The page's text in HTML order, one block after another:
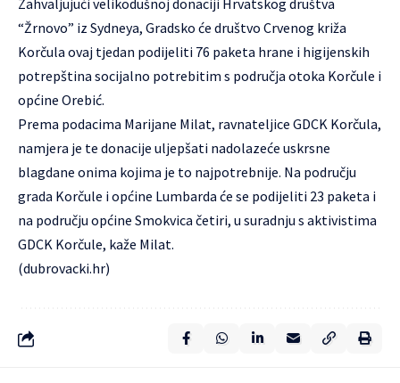
Zahvaljujući velikodušnoj donaciji Hrvatskog društva
“Žrnovo” iz Sydneya, Gradsko će društvo Crvenog križa
Korčula ovaj tjedan podijeliti 76 paketa hrane i higijenskih
potrepština socijalno potrebitim s područja otoka Korčule i
općine Orebić.
Prema podacima Marijane Milat, ravnateljice GDCK Korčula,
namjera je te donacije uljepšati nadolazeće uskrsne
blagdane onima kojima je to najpotrebnije. Na području
grada Korčule i općine Lumbarda će se podijeliti 23 paketa i
na području općine Smokvica četiri, u suradnju s aktivistima
GDCK Korčule, kaže Milat.
(dubrovacki.hr)